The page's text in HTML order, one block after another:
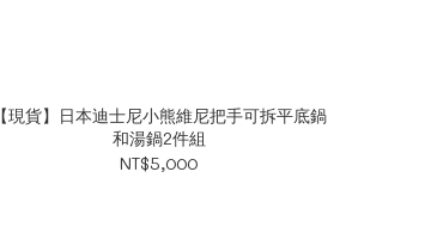
【現貨】日本迪士尼小熊維尼把手可拆平底鍋
和湯鍋2件組
NT$5,000